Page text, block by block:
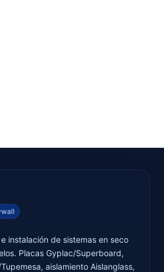
instalación de sistemas en seco
Placas Gyplac/Superboard,
aislamiento Aislanglass,